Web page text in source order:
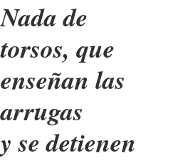
Nada de
torsos, que
enseñan las
arrugas
y se detienen